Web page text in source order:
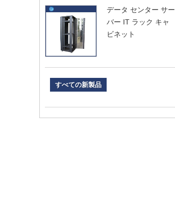
データ センター サー
バー IT ラック キャ
ビネット
すべての新製品